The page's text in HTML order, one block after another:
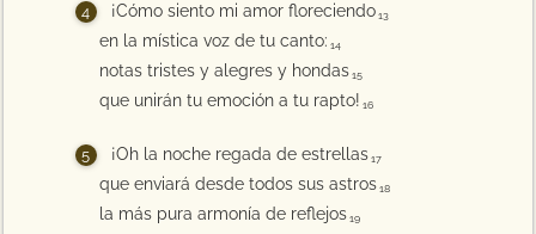
¡Cómo siento mi amor floreciendo 13
en la mística voz de tu canto: 14
notas tristes y alegres y hondas 15
que unirán tu emoción a tu rapto! 16
¡Oh la noche regada de estrellas 17
que enviará desde todos sus astros 18
la más pura armonía de reflejos 19